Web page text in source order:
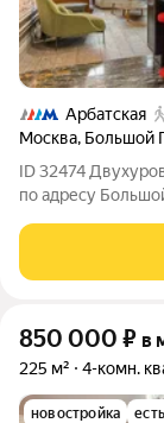
Арбатская
Москва, Большой
ID 32474
по адресу
современный
материалов. В
850 000 ₽ в
225 м² 4-комн.
новостройка